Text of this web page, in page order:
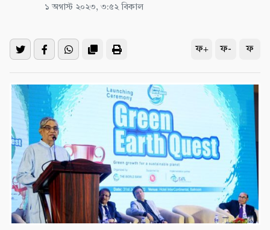
১ অগাস্ট ২০২৩, ৩:৫২ বিকাল
ফ+ ফ- ফ